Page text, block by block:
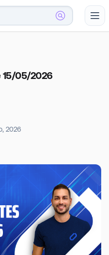
15/05/2026
2026